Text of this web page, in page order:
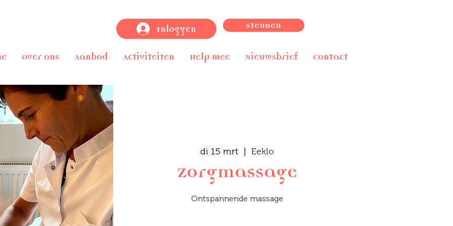
Inloggen Steunen
Over ons Aanbod Activiteiten Help mee Nieuwsbrief Contact
di 15 mrt
  |
Eeklo
Zorgmassage
Ontspannende massage